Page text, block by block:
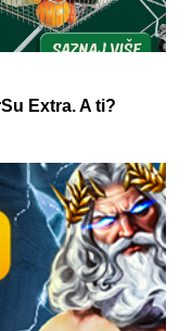
Extra. A ti?